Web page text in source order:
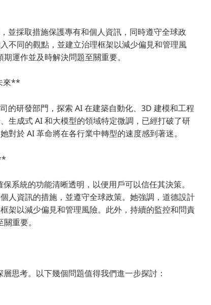
並採取措施保護專有和個人資訊，同時遵守全球政
不同的觀點，並建立治理框架以減少偏見和管理風
運作並及時解決問題至關重要。
來**
的研發部門，探索 AI 在建築自動化、3D 建模和工程
生成式 AI 和大模型的領域特定微調，已經打破了研
於 AI 革命將在各行業中轉型的速度感到著迷。
系統的功能清晰透明，以便用戶可以信任其決策。
人資訊的措施，並遵守全球政策。她強調，道德設計
架以減少偏見和管理風險。此外，持續的監控和問責
重要。
思考。以下幾個問題值得我們進一步探討：